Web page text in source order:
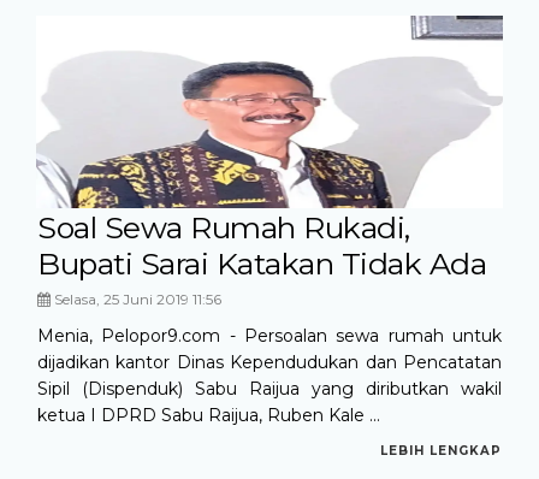
Soal Sewa Rumah Rukadi,
Bupati Sarai Katakan Tidak Ada
Selasa, 25 Juni 2019 11:56
Menia, Pelopor9.com - Persoalan sewa rumah untuk
dijadikan kantor Dinas Kependudukan dan Pencatatan
Sipil (Dispenduk) Sabu Raijua yang diributkan wakil
ketua I DPRD Sabu Raijua, Ruben Kale ...
LEBIH LENGKAP